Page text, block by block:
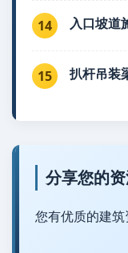
14 入口坡道
15 扒杆吊装
分享您的
您有优质的建筑